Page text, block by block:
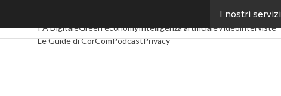
I nostri servizi
SpacEconomy
PA DigitaleGreen economyIntelligenza artificialeVideointerviste
Le Guide di CorComPodcastPrivacy